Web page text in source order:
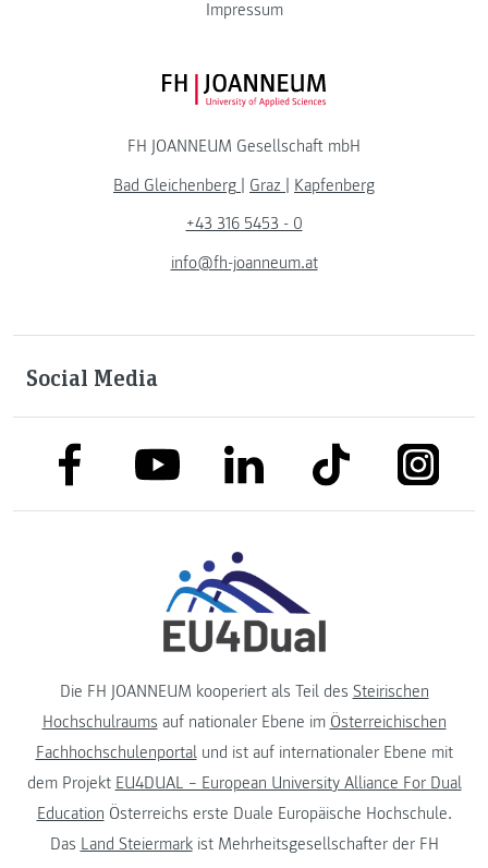
Impressum
FH JOANNEUM Logo
FH JOANNEUM Gesellschaft mbH
Bad Gleichenberg | Graz | Kapfenberg
+43 316 5453 - 0
info@fh-joanneum.at
Social Media
link to facebooklink to youtubelink to linkedinlink to tiktok link to
Die FH JOANNEUM kooperiert als Teil des Steirischen
Hochschulraums auf nationaler Ebene im Österreichischen
Fachhochschulenportalund ist auf internationaler Ebene mit
dem Projekt EU4DUAL – European University Alliance For Dual
Education Österreichs erste Duale Europäische Hochschule.
Das Land Steiermarkist Mehrheitsgesellschafter der FH